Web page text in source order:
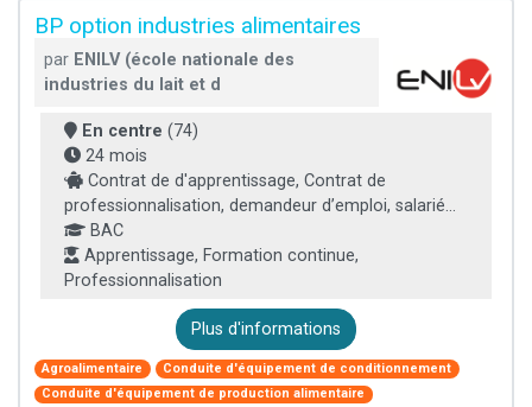
BP option industries alimentaires
par ENILV (école nationale des
industries du lait et d
En centre (74)
24 mois
Contrat de d'apprentissage, Contrat de
professionnalisation, demandeur d’emploi, salarié...
BAC
Apprentissage, Formation continue,
Professionnalisation
Plus d'informations
Agroalimentaire
Conduite d'équipement de conditionnement
Conduite d'équipement de production alimentaire